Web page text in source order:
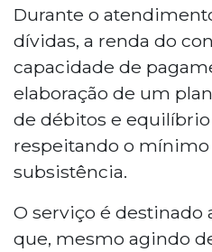
oferece atendimento
consumidores
de dívidas e
financeiro. O serviço é
pessoas físicas de
agendamento pelo
1231 ou pelo número
atendimento
Venâncio Borges do
Jardim TV Morena.
Durante o
dívidas, a renda do
capacidade de
elaboração de um
de débitos e
respeitando o mínimo
subsistência.
O serviço é destinado
que, mesmo agindo